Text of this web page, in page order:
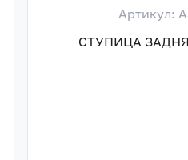
Артикул:
СТУПИЦА